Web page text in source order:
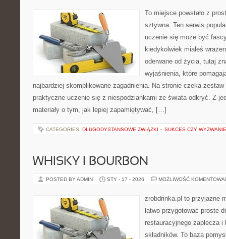
To miejsce powstało z
sztywna. Ten serwis
uczenie się może być
kiedykolwiek miałeś
oderwane od życia, tutaj
wyjaśnienia, które
najbardziej skomplikowane zagadnienia. Na stronie czeka zestaw
praktyczne uczenie się z niespodziankami ze świata odkryć. Z
materiały o tym, jak lepiej zapamiętywać, […]
CATEGORIES: DŁUGODYSTANSOWE ZWIĄZKI – SUKCES CZY
WHISKY I BOURBON
POSTED BY ADMIN STY - 17 - 2026 MOŻLIWOŚĆ
zrobdrinka.pl to przyjazne
łatwo przygotować proste
restauracyjnego zaplecza
składników. To baza